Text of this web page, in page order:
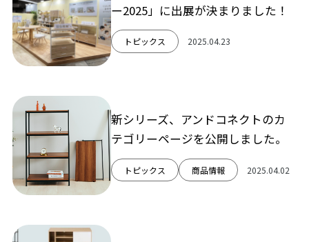
ー2025」に出展が決まりました！
トピックス 2025.04.23
新シリーズ、アンドコネクトのカ
テゴリーページを公開しました。
トピックス 商品情報 2025.04.02